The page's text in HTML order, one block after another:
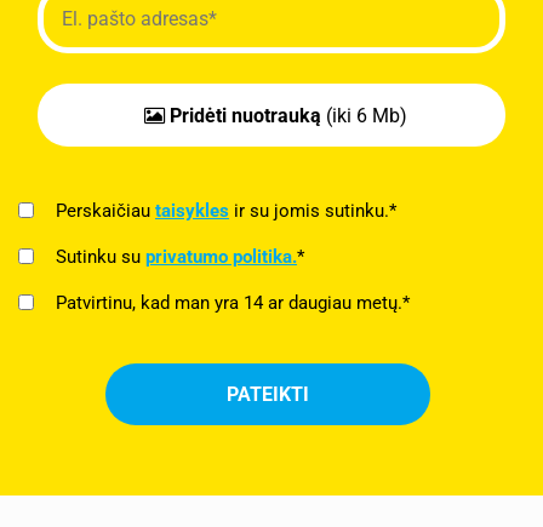
Pridėti nuotrauką (iki 6 Mb)
Perskaičiau taisykles ir su jomis sutinku.*
Sutinku su privatumo politika.*
Patvirtinu, kad man yra 14 ar daugiau metų.*